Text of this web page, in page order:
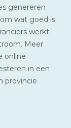
genereren
wat goed is
werkt
Meer
online
in een
provincie